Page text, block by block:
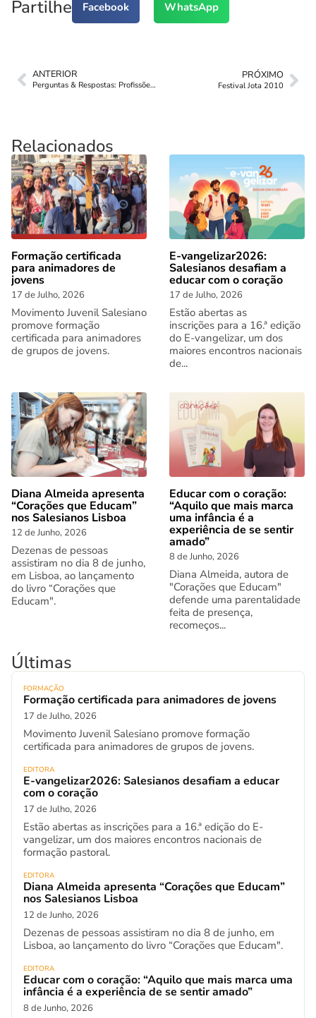
Partilhe Facebook WhatsApp
ANTERIOR
Perguntas & Respostas: Profissões e ocupações no Génesis
PRÓXIMO
Festival Jota 2010
Relacionados
Formação certificada
para animadores de
jovens
17 de Julho, 2026
Movimento Juvenil Salesiano
promove formação
certificada para animadores
de grupos de jovens.
E-vangelizar2026:
Salesianos desafiam a
educar com o coração
17 de Julho, 2026
Estão abertas as
inscrições para a 16.ª edição
do E-vangelizar, um dos
maiores encontros nacionais
de...
Diana Almeida apresenta
“Corações que Educam”
nos Salesianos Lisboa
12 de Junho, 2026
Dezenas de pessoas
assistiram no dia 8 de junho,
em Lisboa, ao lançamento
do livro “Corações que
Educam".
Educar com o coração:
“Aquilo que mais marca
uma infância é a
experiência de se sentir
amado”
8 de Junho, 2026
Diana Almeida, autora de
"Corações que Educam"
defende uma parentalidade
feita de presença,
recomeços...
Últimas
FORMAÇÃO
Formação certificada para animadores de jovens
17 de Julho, 2026
Movimento Juvenil Salesiano promove formação
certificada para animadores de grupos de jovens.
EDITORA
E-vangelizar2026: Salesianos desafiam a educar
com o coração
17 de Julho, 2026
Estão abertas as inscrições para a 16.ª edição do E-
vangelizar, um dos maiores encontros nacionais de
formação pastoral.
EDITORA
Diana Almeida apresenta “Corações que Educam”
nos Salesianos Lisboa
12 de Junho, 2026
Dezenas de pessoas assistiram no dia 8 de junho, em
Lisboa, ao lançamento do livro “Corações que Educam".
EDITORA
Educar com o coração: “Aquilo que mais marca uma
infância é a experiência de se sentir amado”
8 de Junho, 2026